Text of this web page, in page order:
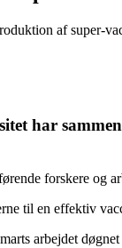
af super-
har
forskere og
til en effektiv
arbejdet